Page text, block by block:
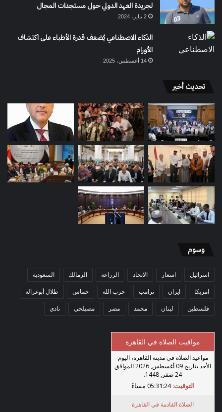
لجريدة العهد الدولي حول مستجدات المجال
2 يناير، 2024
الذكاء الاصطناعي يُضعف قدرة الأطباء على اكتشاف
الأورام
14 أغسطس، 2025
تحديث أخير
وسوم
اسرائيل اسعار الاتحاد الزراعة الزمالك السعودية
امريكا ايران ترامب حزب الله حماس طلال أبوغزاله
فلسطين لبنان محمد مصر مصيلحي نادي